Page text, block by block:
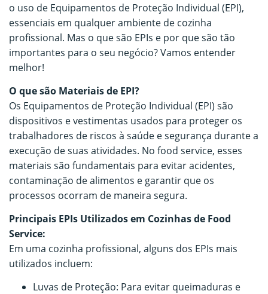
o uso de Equipamentos de Proteção Individual (EPI),
essenciais em qualquer ambiente de cozinha
profissional. Mas o que são EPIs e por que são tão
importantes para o seu negócio? Vamos entender
melhor!
O que são Materiais de EPI?
Os Equipamentos de Proteção Individual (EPI) são
dispositivos e vestimentas usados para proteger os
trabalhadores de riscos à saúde e segurança durante a
execução de suas atividades. No food service, esses
materiais são fundamentais para evitar acidentes,
contaminação de alimentos e garantir que os
processos ocorram de maneira segura.
Principais EPIs Utilizados em Cozinhas de Food
Service:
Em uma cozinha profissional, alguns dos EPIs mais
utilizados incluem:
Luvas de Proteção: Para evitar queimaduras e